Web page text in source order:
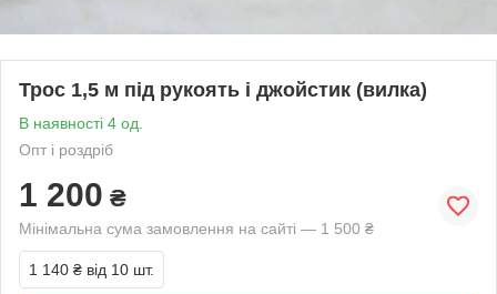
Трос 1,5 м під рукоять і джойстик (вилка)
В наявності 4 од.
Опт і роздріб
1 200 ₴
Мінімальна сума замовлення на сайті — 1 500 ₴
1 140 ₴ від 10 шт.